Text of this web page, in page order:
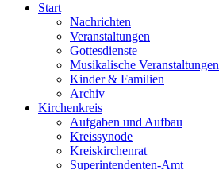
Start
Nachrichten
Veranstaltungen
Gottesdienste
Musikalische Veranstaltungen
Kinder & Familien
Archiv
Kirchenkreis
Aufgaben und Aufbau
Kreissynode
Kreiskirchenrat
Superintendenten-Amt